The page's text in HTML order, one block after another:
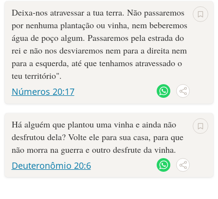
Deixa-nos atravessar a tua terra. Não passaremos
por nenhuma plantação ou vinha, nem beberemos
água de poço algum. Passaremos pela estrada do
rei e não nos desviaremos nem para a direita nem
para a esquerda, até que tenhamos atravessado o
teu território".
Números 20:17
Há alguém que plantou uma vinha e ainda não
desfrutou dela? Volte ele para sua casa, para que
não morra na guerra e outro desfrute da vinha.
Deuteronômio 20:6